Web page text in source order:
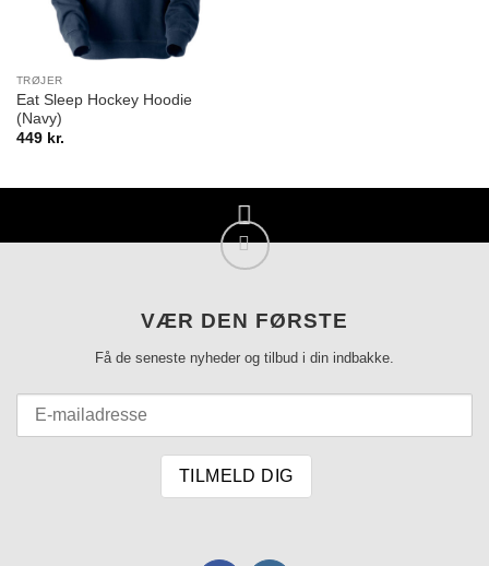
TRØJER
Eat Sleep Hockey Hoodie
(Navy)
449 kr.
VÆR DEN FØRSTE
Få de seneste nyheder og tilbud i din indbakke.